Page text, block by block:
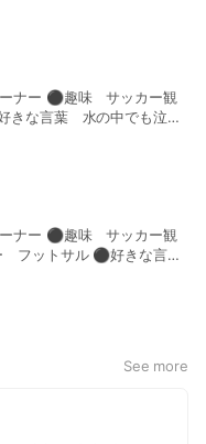
ナー ⚫︎趣味 サッカー観
な言葉 水の中でも泣い
ナー ⚫︎趣味 サッカー観
フットサル ⚫︎好きな言
See more